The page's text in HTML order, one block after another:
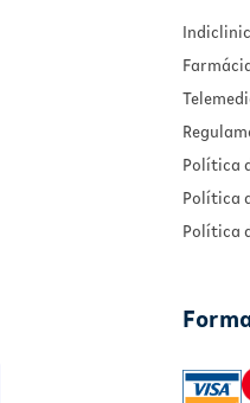
Política
Política
Política